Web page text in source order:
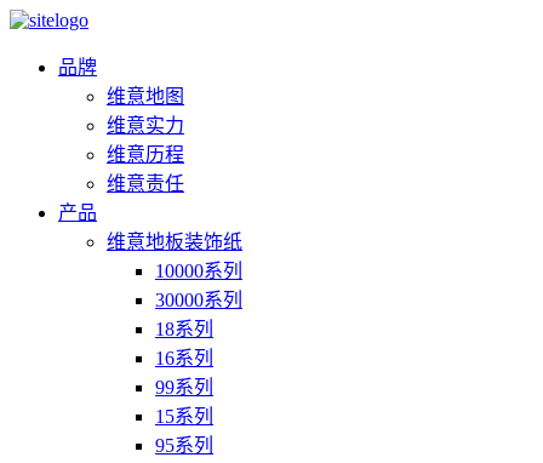
品牌
维意地图
维意实力
维意历程
维意责任
产品
维意地板装饰纸
10000系列
30000系列
18系列
16系列
99系列
15系列
95系列